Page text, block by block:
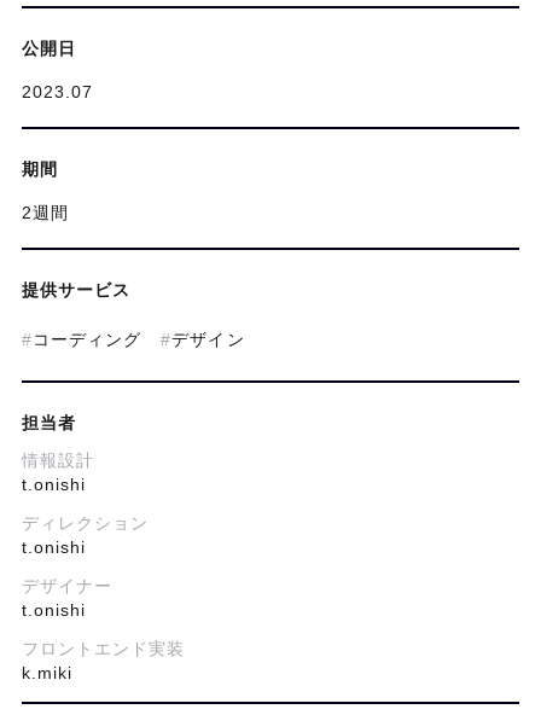
公開日
2023.07
期間
2週間
提供サービス
コーディング デザイン
担当者
情報設計
t.onishi
ディレクション
t.onishi
デザイナー
t.onishi
フロントエンド実装
k.miki